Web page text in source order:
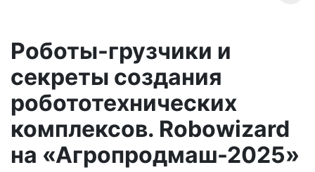
Роботы-грузчики и
секреты создания
робототехнических
комплексов. Robowizard
на «Агропродмаш-2025»